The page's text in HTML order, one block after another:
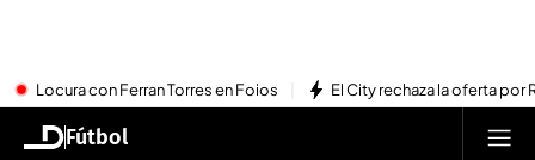
Locura con Ferran Torres en Foios El City rechaza la oferta por
Fútbol